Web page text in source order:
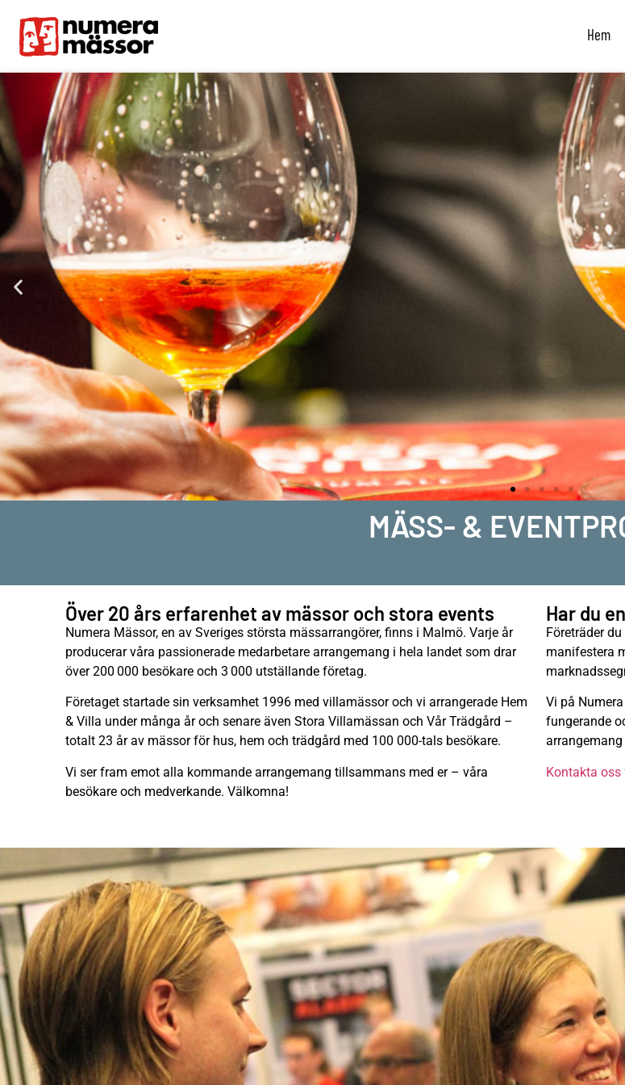
Hem
MÄSS- &
Över 20 års erfarenhet av mässor och stora events
Numera Mässor, en av Sveriges största mässarrangörer, finns i Malmö. Varje år
producerar våra passionerade medarbetare arrangemang i hela landet som drar
över 200 000 besökare och 3 000 utställande företag.
Företaget startade sin verksamhet 1996 med villamässor och vi arrangerade Hem
& Villa under många år och senare även Stora Villamässan och Vår Trädgård –
totalt 23 år av mässor för hus, hem och trädgård med 100 000-tals besökare.
Vi ser fram emot alla kommande arrangemang tillsammans med er – våra
besökare och medverkande. Välkomna!
Har du
Företräder
manifestera
Vi på
fungerande
Kontakta